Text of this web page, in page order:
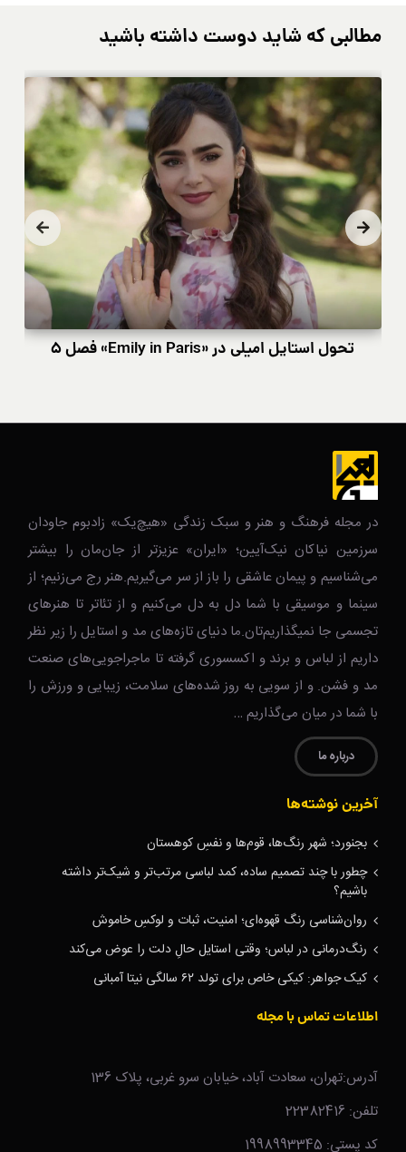
مطالبی که شاید دوست داشته باشید
تحول استایل امیلی در «Emily in Paris» فصل ۵
در مجله فرهنگ و هنر و سبک زندگی‌ «هیچ‌یک» زادبوم جاودان
سرزمین نیاکان نیک‌‌‌آیین؛ «ایران» عزیزتر از جان‌مان را بیشتر
می‌شناسیم و پیمان عاشقی را باز از سر می‌گیریم.هنر رج می‌زنیم؛ از
سینما و موسیقی با شما دل به دل می‌کنیم و از تئاتر تا هنرهای
تجسمی جا نمیگذاریم‌تان.ما دنیای تازه‌های مد و استایل را زیر نظر
داریم از لباس و برند و اکسسوری گرفته تا ماجراجویی‌های صنعت
مد و فشن. و از سویی به روز شده‌های سلامت، زیبایی و ورزش را
با شما در میان می‌گذاریم …
درباره ما
آخرین نوشته‌ها
بجنورد؛ شهر رنگ‌ها، قوم‌ها و نفسِ کوهستان
چطور با چند تصمیم ساده، کمد لباسی مرتب‌تر و شیک‌تر داشته
باشیم؟
روان‌شناسی رنگ قهوه‌ای؛ امنیت، ثبات و لوکسِ خاموش
رنگ‌درمانی در لباس؛ وقتی استایل حالِ دلت را عوض می‌کند
کیک جواهر: کیکی خاص برای تولد ۶۲ سالگی نیتا آمبانی
اطلاعات تماس با مجله
آدرس:تهران، سعادت آباد، خیابان سرو غربی، پلاک 136
تلفن: 22382416
کد پستی: 1998993345